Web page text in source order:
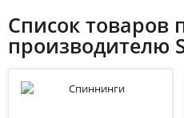
Список товаров
производителю